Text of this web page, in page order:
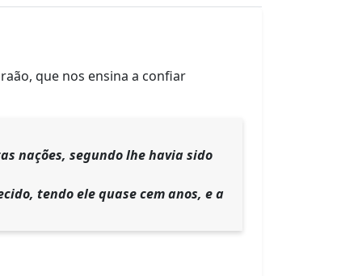
que nos ensina a confiar
nações, segundo lhe havia sido
tendo ele quase cem anos, e a